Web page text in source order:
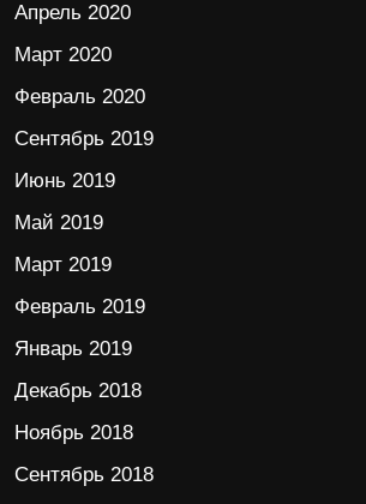
Апрель 2020
Март 2020
Февраль 2020
Сентябрь 2019
Июнь 2019
Май 2019
Март 2019
Февраль 2019
Январь 2019
Декабрь 2018
Ноябрь 2018
Сентябрь 2018